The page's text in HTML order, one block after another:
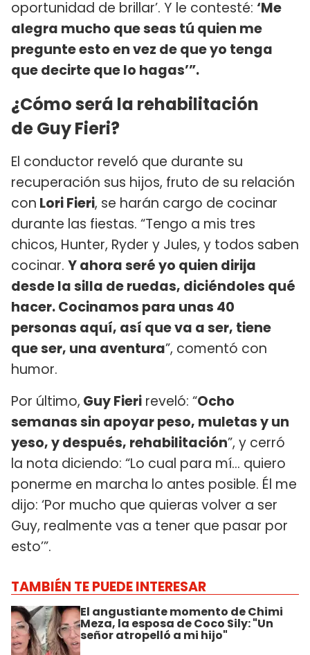
oportunidad de brillar’. Y le contesté: ‘Me
alegra mucho que seas tú quien me
pregunte esto en vez de que yo tenga
que decirte que lo hagas’”.
¿Cómo será la rehabilitación
de Guy Fieri?
El conductor reveló que durante su
recuperación sus hijos, fruto de su relación
con Lori Fieri, se harán cargo de cocinar
durante las fiestas. “Tengo a mis tres
chicos, Hunter, Ryder y Jules, y todos saben
cocinar. Y ahora seré yo quien dirija
desde la silla de ruedas, diciéndoles qué
hacer. Cocinamos para unas 40
personas aquí, así que va a ser, tiene
que ser, una aventura”, comentó con
humor.
Por último, Guy Fieri reveló: “Ocho
semanas sin apoyar peso, muletas y un
yeso, y después, rehabilitación”, y cerró
la nota diciendo: “Lo cual para mí… quiero
ponerme en marcha lo antes posible. Él me
dijo: ‘Por mucho que quieras volver a ser
Guy, realmente vas a tener que pasar por
esto’”.
TAMBIÉN TE PUEDE INTERESAR
El angustiante momento de Chimi
Meza, la esposa de Coco Sily: "Un
señor atropelló a mi hijo"